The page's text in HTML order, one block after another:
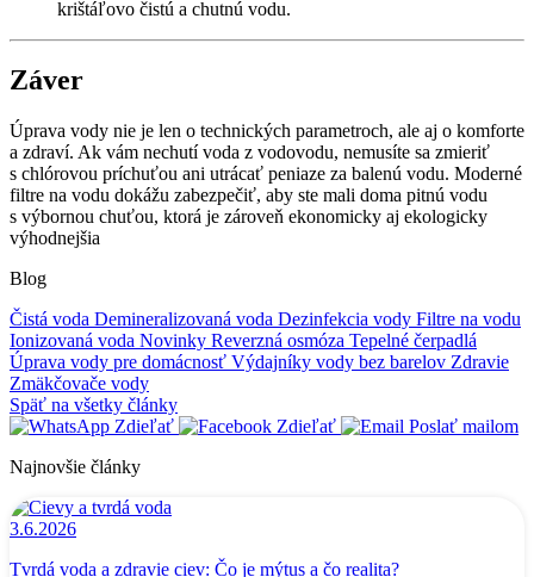
krištáľovo čistú a chutnú vodu.
Záver
Úprava vody nie je len o technických parametroch, ale aj o komforte
a zdraví. Ak vám nechutí voda z vodovodu, nemusíte sa zmieriť
s chlórovou príchuťou ani utrácať peniaze za balenú vodu. Moderné
filtre na vodu dokážu zabezpečiť, aby ste mali doma pitnú vodu
s výbornou chuťou, ktorá je zároveň ekonomicky aj ekologicky
výhodnejšia
Blog
Čistá voda Demineralizovaná voda Dezinfekcia vody Filtre na vodu
Ionizovaná voda Novinky Reverzná osmóza Tepelné čerpadlá
Úprava vody pre domácnosť Výdajníky vody bez barelov Zdravie
Zmäkčovače vody
Späť na všetky články
Zdieľať
Zdieľať
Poslať mailom
Najnovšie články
3.6.2026
Tvrdá voda a zdravie ciev: Čo je mýtus a čo realita?